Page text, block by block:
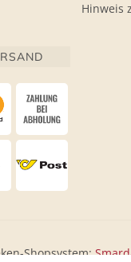
Hinweis
Shopsystem: